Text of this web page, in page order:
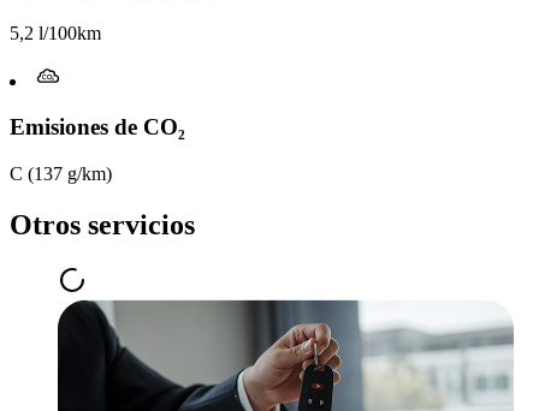
5,2 l/100km
Emisiones de CO₂
C (137 g/km)
Otros servicios